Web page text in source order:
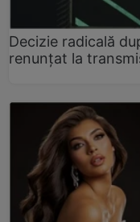
Decizie radicală
renunțat la